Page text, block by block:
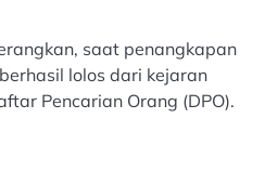
saat penangkapan
lolos dari kejaran
Pencarian Orang (DPO).